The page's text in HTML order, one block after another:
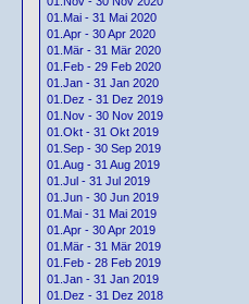
01.Mai - 31 Mai 2020
01.Apr - 30 Apr 2020
01.Mär - 31 Mär 2020
01.Feb - 29 Feb 2020
01.Jan - 31 Jan 2020
01.Dez - 31 Dez 2019
01.Nov - 30 Nov 2019
01.Okt - 31 Okt 2019
01.Sep - 30 Sep 2019
01.Aug - 31 Aug 2019
01.Jul - 31 Jul 2019
01.Jun - 30 Jun 2019
01.Mai - 31 Mai 2019
01.Apr - 30 Apr 2019
01.Mär - 31 Mär 2019
01.Feb - 28 Feb 2019
01.Jan - 31 Jan 2019
01.Dez - 31 Dez 2018